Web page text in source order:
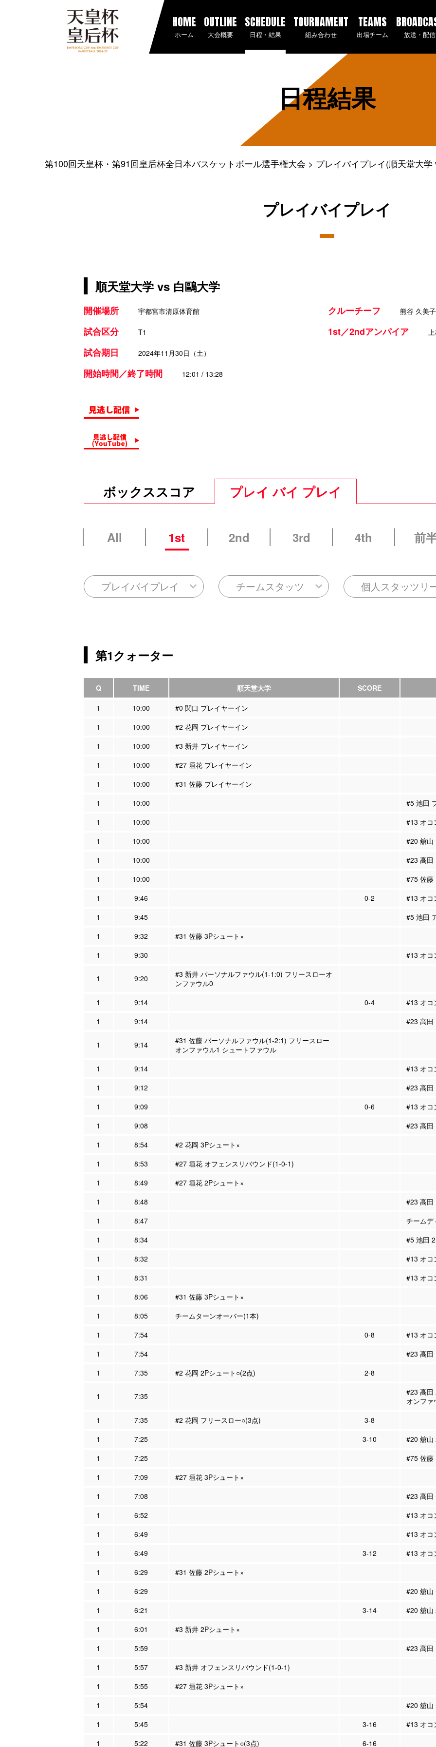
HOME
ホーム
OUTLINE
大会概要
SCHEDULE
日程・結果
TOURNAMENT
組み合わせ
TEAMS
出場チーム 放送・配信
日程結果
第100回天皇杯・第91回皇后杯全日本バスケットボール選手権大会 プレイバイプレイ(順天堂大学
プレイバイプレイ
順天堂大学 vs 白鷗大学
開催場所 宇都宮市清原体育館
試合区分 T1
試合期日 2024年11月30日（土）
開始時間／終了時間 12:01 / 13:28
クルーチーフ 熊谷 久美子
1st／2ndアンパイア
ボックススコア プレイ バイ プレイ
All 1st 2nd 3rd 4th 前
プレイバイプレイ チームスタッツ 個人スタッツリ
第1クォーター
Q TIME 順天堂大学 SCORE
1 10:00
#0 関口 プレイヤーイン
1
10:00
#2 花岡 プレイヤーイン
1
10:00
#3 新井 プレイヤーイン
1
10:00
#27 垣花 プレイヤーイン
1
10:00
#31 佐藤 プレイヤーイン
1
10:00
#5 池田
1
10:00
#13 オコ
1
10:00
#20 舘山
1
10:00
#23 高田
1
10:00
#75 佐藤
1
9:46 0-2
#13 オコ
1
9:45
#5 池田
1
9:32
#31 佐藤 3Pシュート×
1
9:30 #13 オコ
1 9:20
#3 新井 パーソナルファウル(1-1:0) フリースローオ
ンファウル0
1
9:14 0-4
#13 オコ
1
9:14 #23 高田
1 9:14
#31 佐藤 パーソナルファウル(1-2:1) フリースロー
オンファウル1 シュートファウル
1
9:14
#13 オコ
1
9:12
#23 高田
1
9:09 0-6
#13 オコ
1
9:08
#23 高田
1
8:54
#2 花岡 3Pシュート×
1
8:53
#27 垣花 オフェンスリバウンド(1-0-1)
1
8:49
#27 垣花 2Pシュート×
1
8:48
#23 高田
1
8:47
チームデ
1
8:34
#5 池田
1
8:32
#13 オコ
1
8:31
#13 オコ
1
8:06
#31 佐藤 3Pシュート×
1
8:05
チームターンオーバー(1本)
1
7:54 0-8
#13 オコ
1
7:54
#23 高田
1
7:35 #2 花岡 2Pシュート○(2点) 2-8
1 7:35
#23 高田
オンフ
1
7:35 #2 花岡 フリースロー○(3点)
3-8
1
7:25 3-10
#20 舘山
1
7:25
#75 佐藤
1
7:09
#27 垣花 3Pシュート×
1
7:08
#23 高田
1
6:52
#13 オコ
1
6:49
#13 オコ
1
6:49 3-12
#13 オコ
1
6:29
#31 佐藤 2Pシュート×
1
6:29
#20 舘山
1
6:21 3-14
#20 舘山
1
6:01
#3 新井 2Pシュート×
1
5:59
#23 高田
1
5:57
#3 新井 オフェンスリバウンド(1-0-1)
1
5:55
#27 垣花 3Pシュート×
1
5:54
#20 舘山
1
5:45 3-16
#13 オコ
1
5:22 #31 佐藤 3Pシュート○(3点) 6-16